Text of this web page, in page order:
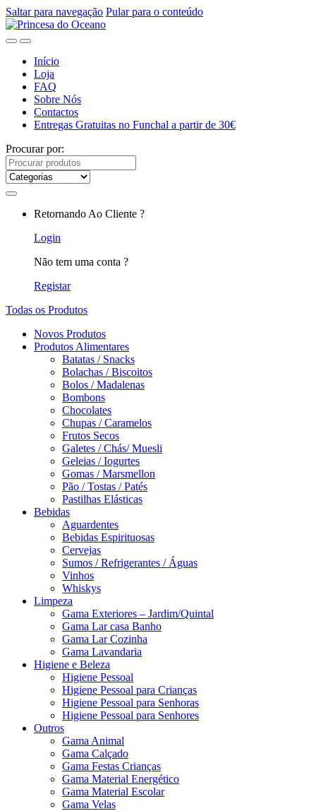
Saltar para navegação Pular para o conteúdo
Início
Loja
FAQ
Sobre Nós
Contactos
Entregas Gratuitas no Funchal a partir de 30€
Procurar por:
Retornando Ao Cliente ?
Login
Não tem uma conta ?
Registar
Todas os Produtos
Novos Produtos
Produtos Alimentares
Batatas / Snacks
Bolachas / Biscoitos
Bolos / Madalenas
Bombons
Chocolates
Chupas / Caramelos
Frutos Secos
Galetes / Chás/ Muesli
Geleias / Iogurtes
Gomas / Marsmellon
Pão / Tostas / Patés
Pastilhas Elásticas
Bebidas
Aguardentes
Bebidas Espirituosas
Cervejas
Sumos / Refrigerantes / Águas
Vinhos
Whiskys
Limpeza
Gama Exteriores – Jardim/Quintal
Gama Lar casa Banho
Gama Lar Cozinha
Gama Lavandaria
Higiene e Beleza
Higiene Pessoal
Higiene Pessoal para Crianças
Higiene Pessoal para Senhoras
Higiene Pessoal para Senhores
Outros
Gama Animal
Gama Calçado
Gama Festas Crianças
Gama Material Energético
Gama Material Escolar
Gama Velas